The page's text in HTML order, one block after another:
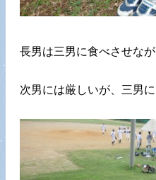
長男は三男に食べさせなが
次男には厳しいが、三男